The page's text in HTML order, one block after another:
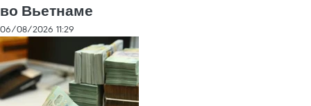
во Вьетнаме
06/08/2026 11:29